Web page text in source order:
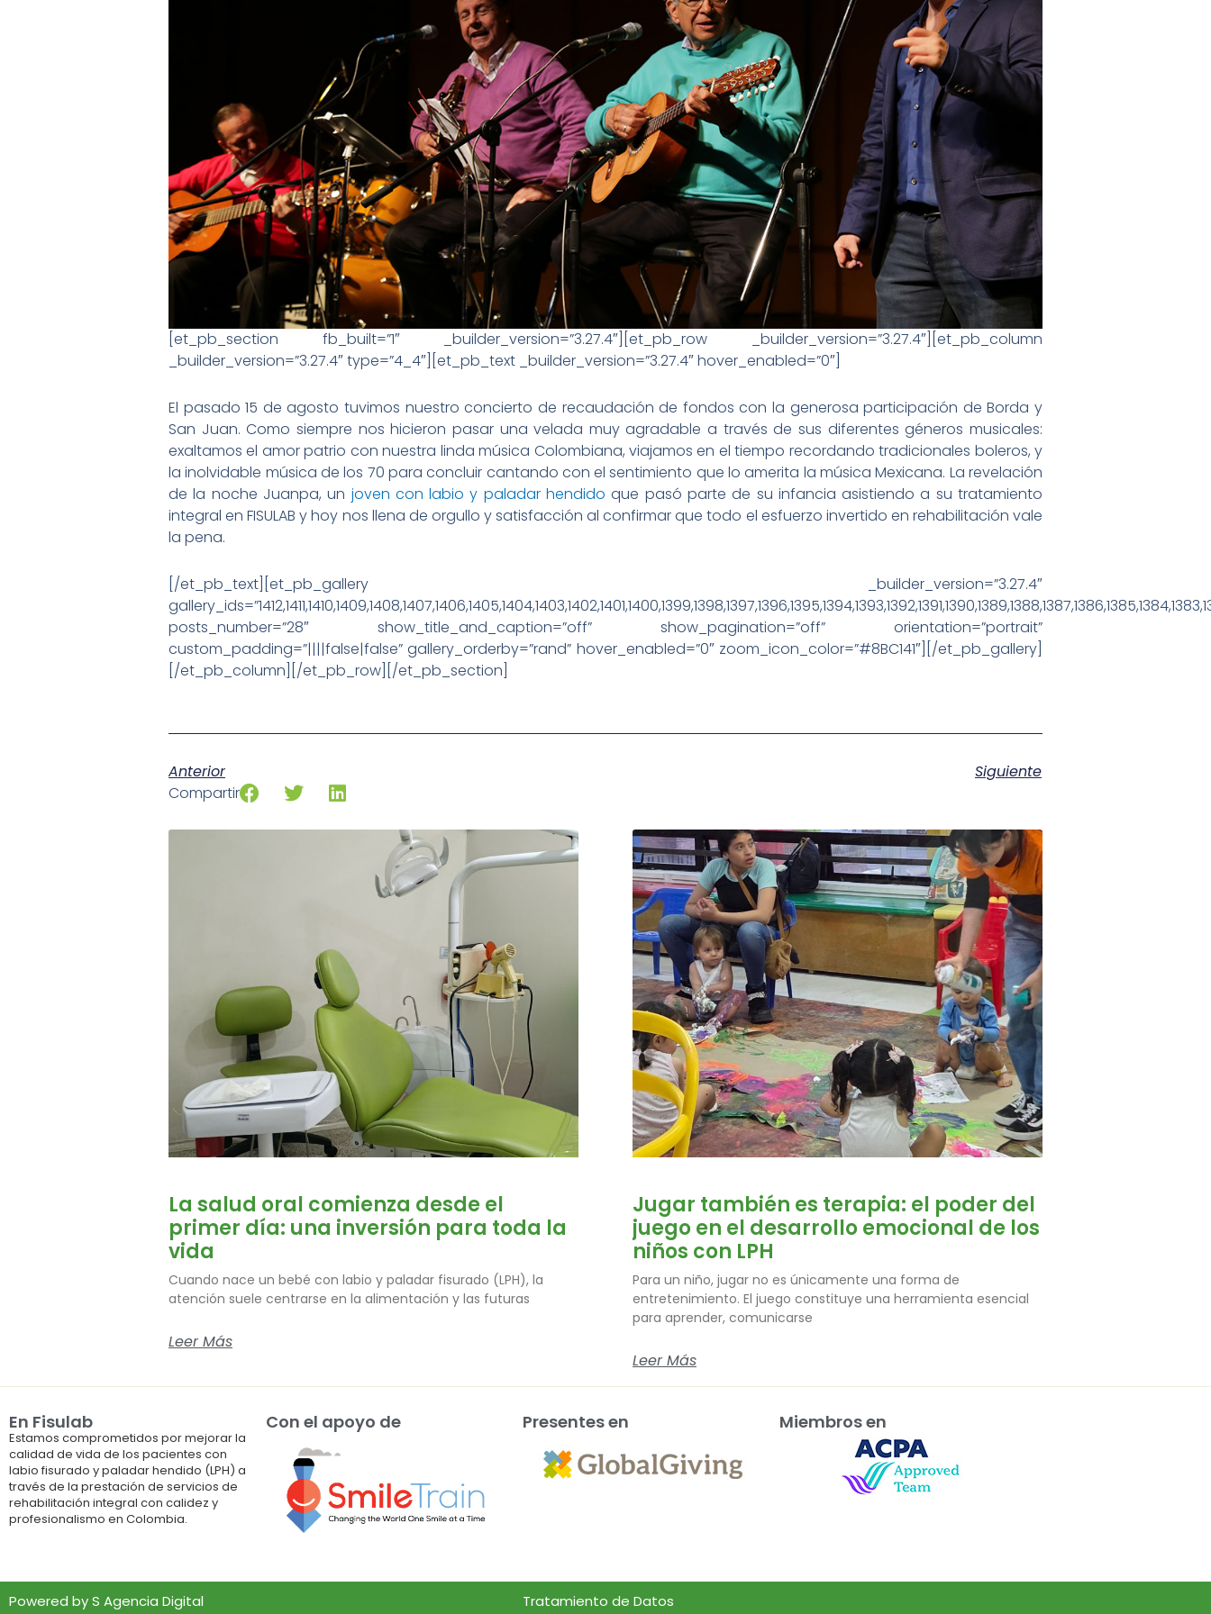
[et_pb_section fb_built=”1″ _builder_version=”3.27.4″][et_pb_row _builder_version=”3.27.4″][et_pb_column
_builder_version=”3.27.4″ type=”4_4″][et_pb_text _builder_version=”3.27.4″ hover_enabled=”0″]
El pasado 15 de agosto tuvimos nuestro concierto de recaudación de fondos con la generosa participación de Borda y
San Juan. Como siempre nos hicieron pasar una velada muy agradable a través de sus diferentes géneros musicales:
exaltamos el amor patrio con nuestra linda música Colombiana, viajamos en el tiempo recordando tradicionales boleros, y
la inolvidable música de los 70 para concluir cantando con el sentimiento que lo amerita la música Mexicana. La revelación
de la noche Juanpa, un joven con labio y paladar hendido que pasó parte de su infancia asistiendo a su tratamiento
integral en FISULAB y hoy nos llena de orgullo y satisfacción al confirmar que todo el esfuerzo invertido en rehabilitación vale
la pena.
[/et_pb_text][et_pb_gallery _builder_version=”3.27.4″
posts_number=”28″ show_title_and_caption=”off” show_pagination=”off” orientation=”portrait”
custom_padding=”||||false|false” gallery_orderby=”rand” hover_enabled=”0″ zoom_icon_color=”#8BC141″][/et_pb_gallery]
[/et_pb_column][/et_pb_row][/et_pb_section]
Anterior
Siguiente
Compartir
La salud oral comienza desde el
primer día: una inversión para toda la
vida
Cuando nace un bebé con labio y paladar fisurado (LPH), la
atención suele centrarse en la alimentación y las futuras
Leer Más
Jugar también es terapia: el poder del
juego en el desarrollo emocional de los
niños con LPH
Para un niño, jugar no es únicamente una forma de
entretenimiento. El juego constituye una herramienta esencial
para aprender, comunicarse
Leer Más
En Fisulab
Estamos comprometidos por mejorar la
calidad de vida de los pacientes con
labio fisurado y paladar hendido (LPH) a
través de la prestación de servicios de
rehabilitación integral con calidez y
profesionalismo en Colombia.
Con el apoyo de Presentes en Miembros en
Powered byS Agencia Digital Tratamiento de Datos